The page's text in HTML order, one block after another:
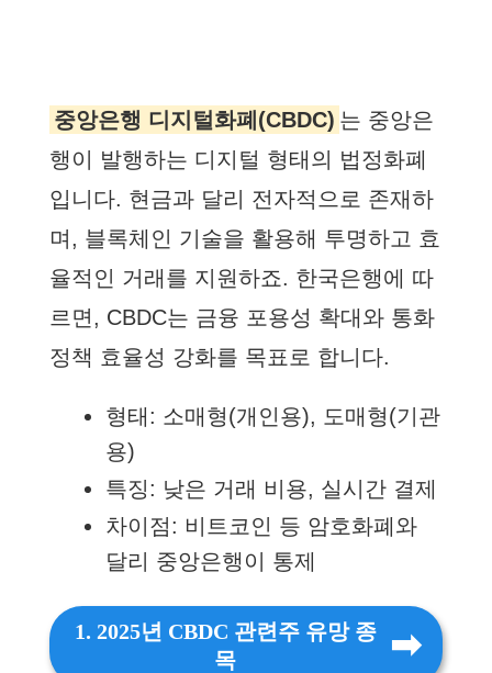
중앙은행 디지털화폐(CBDC) 는 중앙은
행이 발행하는 디지털 형태의 법정화폐
입니다. 현금과 달리 전자적으로 존재하
며, 블록체인 기술을 활용해 투명하고 효
율적인 거래를 지원하죠. 한국은행에 따
르면, CBDC는 금융 포용성 확대와 통화
정책 효율성 강화를 목표로 합니다.
형태: 소매형(개인용), 도매형(기관
용)
특징: 낮은 거래 비용, 실시간 결제
차이점: 비트코인 등 암호화폐와
달리 중앙은행이 통제
1. 2025년 CBDC 관련주 유망 종
목